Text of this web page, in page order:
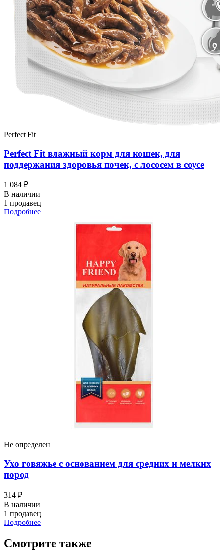
Perfect Fit
Perfect Fit влажный корм для кошек, для
поддержания здоровья почек, с лососем в соусе
1 084 ₽
В наличии
1 продавец
Подробнее
Не определен
Ухо говяжье с основанием для средних и мелких
пород
314 ₽
В наличии
1 продавец
Подробнее
Смотрите также